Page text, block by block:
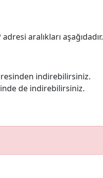
aralıkları aşağıdadır.
indirebilirsiniz.
de indirebilirsiniz.